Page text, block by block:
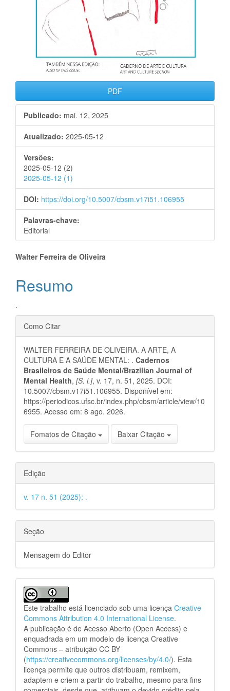
PDF
Publicado: mai. 12, 2025
Atualizado: 2025-05-12
Versões:
2025-05-12 (2)
2025-05-12 (1)
DOI: https://doi.org/10.5007/cbsm.v17i51.106955
Palavras-chave:
Editorial
Conteúdo
do
artigo
principal
Walter Ferreira de Oliveira
Resumo
.
Detalhes
do
artigo
Como Citar
WALTER FERREIRA DE OLIVEIRA. A ARTE, A
CULTURA E A SAÚDE MENTAL: . Cadernos
Brasileiros de Saúde Mental/Brazilian Journal of
Mental Health, [S. l.], v. 17, n. 51, 2025. DOI:
10.5007/cbsm.v17i51.106955. Disponível em:
https://periodicos.ufsc.br/index.php/cbsm/article/view/10
6955. Acesso em: 8 ago. 2026.
Fomatos de Citação Baixar Citação
Edição
v. 17 n. 51 (2025): .
Seção
Mensagem do Editor
Este trabalho está licenciado sob uma licença Creative
Commons Attribution 4.0 International License.
A publicação é de Acesso Aberto (Open Access) e
enquadrada em um modelo de licença Creative
Commons – atribuição CC BY
(https://creativecommons.org/licenses/by/4.0/). Esta
licença permite que outros distribuam, remixem,
adaptem e criem a partir do trabalho, mesmo para fins